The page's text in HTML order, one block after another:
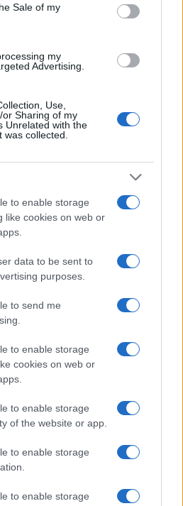
Sale of my
my
Advertising.
Use,
Sharing of my
Unrelated with the
collected.
to enable storage
like cookies on web or
data to be sent to
purposes.
to send me
to enable storage
cookies on web or
to enable storage
of the website or app.
to enable storage
to enable storage